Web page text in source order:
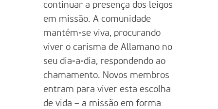
continuar a presença dos leigos
em missão. A comunidade
mantém-se viva, procurando
viver o carisma de Allamano no
seu dia-a-dia, respondendo ao
chamamento. Novos membros
entram para viver esta escolha
de vida – a missão em forma